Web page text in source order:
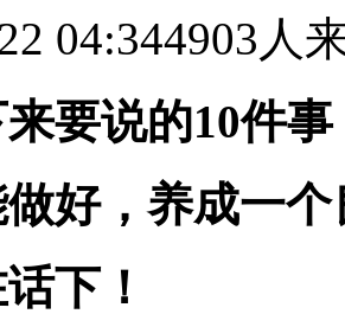
04:344903人
要说的10件事
好，养成一个
下！